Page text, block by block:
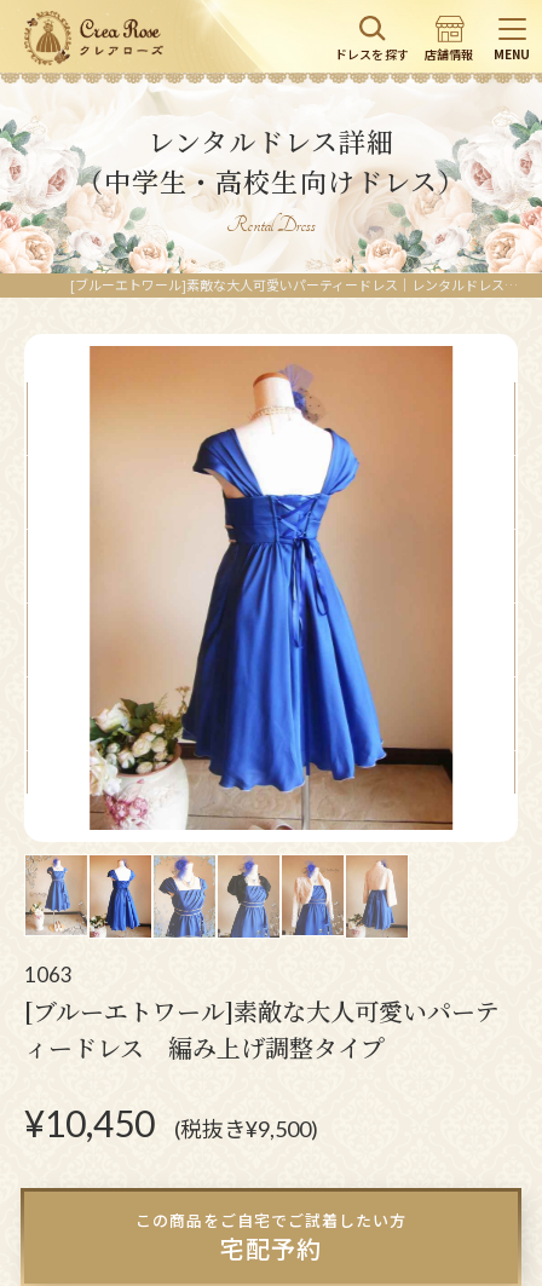
ドレスを探す 店舗情報 MENU
レンタルドレス詳細
（中学生・高校生向けドレス）
Rental Dress
[ブルーエトワール]素敵な大人可愛いパーティードレス｜レンタルドレスのクレアローズ東京
1063
[ブルーエトワール]素敵な大人可愛いパーテ
ィードレス 編み上げ調整タイプ
¥10,450 (税抜き¥9,500)
この商品をご自宅でご試着したい方
宅配予約